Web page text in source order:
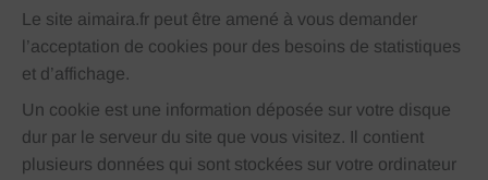
Le site aimaira.fr peut être amené à vous demander
l’acceptation de cookies pour des besoins de statistiques
et d’affichage.
Un cookie est une information déposée sur votre disque
dur par le serveur du site que vous visitez. Il contient
plusieurs données qui sont stockées sur votre ordinateur